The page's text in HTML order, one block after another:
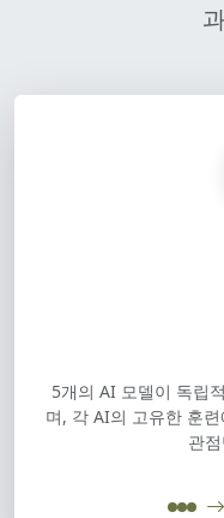
5개의 AI 모델이 독립
며, 각 AI의 고유한 훈
관